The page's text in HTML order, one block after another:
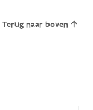
Terug naar boven